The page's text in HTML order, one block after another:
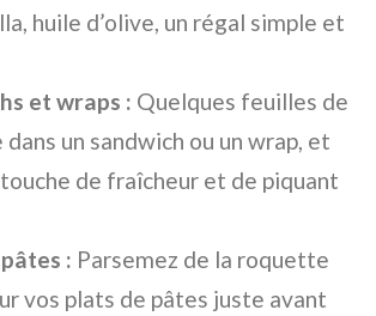
huile d’olive, un régal simple et
et wraps : Quelques feuilles de
un sandwich ou un wrap, et
touche de fraîcheur et de piquant
: Parsemez de la roquette
vos plats de pâtes juste avant